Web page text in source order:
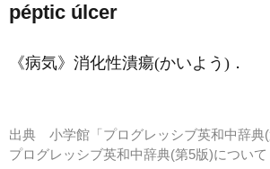
péptic úlcer
《病気》 消化性潰瘍(かいよう) ．
出典 小学館「プログレッシブ英和中辞典(
プログレッシブ英和中辞典(第5版)につい